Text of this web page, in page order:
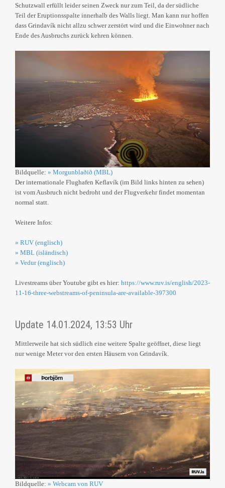
Schutzwall erfüllt leider seinen Zweck nur zum Teil, da der südliche
Teil der Eruptionsspalte innerhalb des Walls liegt. Man kann nur hoffen
dass Grindavík nicht allzu schwer zerstört wird und die Einwohner nach
Ende des Ausbruchs zurück kehren können.
Bildquelle: » Morgunblaðið (MBL)
Der internationale Flughafen Keflavík (im Bild links hinten zu sehen)
ist vom Ausbruch nicht bedroht und der Flugverkehr findet momentan
normal statt.
Weitere Infos:
» RUV (englisch)
» MBL (isländisch)
» Vedur (englisch)
Livestreams über Youtube gibt es hier: https://www.ruv.is/english/2023-
11-16-three-webstreams-of-peninsula-are-available-397300
Update 14.01.2024, 13:53 Uhr
Mittlerweile hat sich südlich eine weitere Spalte geöffnet, diese liegt
nur wenige Meter vor den ersten Häusern von Grindavík.
Bildquelle: » Webcam von RUV